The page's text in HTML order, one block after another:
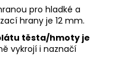
pro hladké a
hrany je 12 mm.
těsta/hmoty je
vykrojí i naznačí